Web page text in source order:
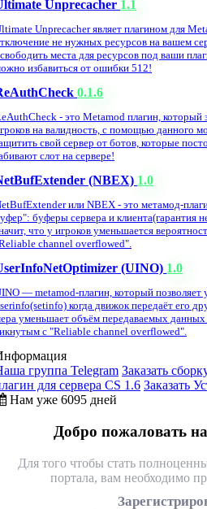
Unprecacher 1.1
Unprecacher являет плагином для
не нужных ресурсов на вашем
места для ресурсов под ваши
избавиться от ошибки 512!
0.1.6
- это Metamod плагин, который
на валидность, с помощью данного
свой сервер от ботов, которые
слот на сервере!
(NBEX) 1.0
или NBEX - это метамод-
буферы сервера и клиента(гарантия
что у игроков уменьшается
channel overflowed".
(UINO) 1.0
— metamod-плагин, который позволяет
когда движок передаёт его
уменьшает объём передаваемых
с "Reliable channel overflowed".
группа Telegram Заказать
для сервера CS 1.6 Заказать
Нам уже 6095 дней
Добро пожаловать
Для того чтобы стать
портала, вам необходимо